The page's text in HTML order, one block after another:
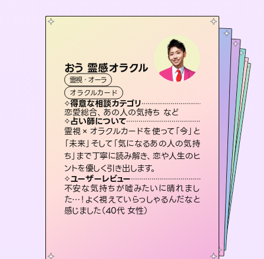
おう 霊感オラクル
霊視・オーラ
オラクルカード
得意な相談カテゴリ
恋愛総合、あの人の気持ち など
占い師について
霊視×オラクルカードを使って「今」と
「未来」そして「気になるあの人の気持
ち」まで丁寧に読み解き、恋や人生のヒ
ントを優しく引き出します。
ユーザーレビュー
不安な気持ちが嘘みたいに晴れまし
た…！よく視えていらっしゃるんだなと
感じました（40代 女性）
未来視師＊花
霊視・オーラ
スピリチュアル・リーディング
得意な相談カテゴリ
出逢い、片想い、復縁 など
占い師について
未来には何パターンもの選択肢があり
ます。不安で視えにくくなっているあな
たの素敵な未来を見つけ、その未来を
選択できるようアドバイスします。
ユーザーレビュー
職場の人の性質や人間関係、本心など
本当によく視えていてびっくり。対策が
打てて前向きになれます（40代）
アイリス -iris-
西洋占星術
ルーン
得意な相談カテゴリ
恋愛総合、片想い、二人の未来 など
占い師について
復縁、恋愛、不倫の行方、同性愛や片
思い、仕事関係や借金問題まで知りた
いことや心の負担になっていることを
紐解き、背中をそっと押して導きます。
ユーザーレビュー
安心感のあり、言い切ってくれる所や濁
さない鑑定のおかげで、毎回自分の気
持ちを整えられます（30代 男性）
彗望
霊視・オーラ
スピリチュアル・リーディング
得意な相談カテゴリ
片想い、あの人の気持ち、復縁 など
占い師について
3,700年以上の歴史を持つ東洋最古の占術「易占」で詳細まで占い、幸せへ向かう道筋を示します。厳しい結果にも具体的な対策をお伝えします。
ユーザーレビュー
複雑な背景もしっかり聞いて鑑定して
いただけました。気持ちが楽になりまし
た（50代 女性）
スピリチュアル・リーディング
得意な相談カテゴリ
片想い、あの人の気持ち、復縁 など
占い師について
恋愛のお悩みの中でも特に「曖昧な関
係」の相談を得意としており、友達以上
恋人未満なお相手との今後や本音を丁
寧に読み解き恋愛成就へと導きます。
ユーザーレビュー
鑑定していただいてアドバイス通りに行
動すると仲が復活してきました。ありが
とうございました（40代 女性）
霊視・オーラ タロット
スピリチュアル・リーディング
得意な相談カテゴリ
片想い、二人の未来、年の差 など
占い師について
連絡再開、復縁、成就などの報告実績
多数。セラピストとして2万超の施術経
験があるからこそできる鑑定で、より良
い未来をサポートします。
ユーザーレビュー
とても心温まる鑑定でした。しかもこち
らは何も言っていないのに視えていらっ
しゃるんだなと驚きです（30代女性）